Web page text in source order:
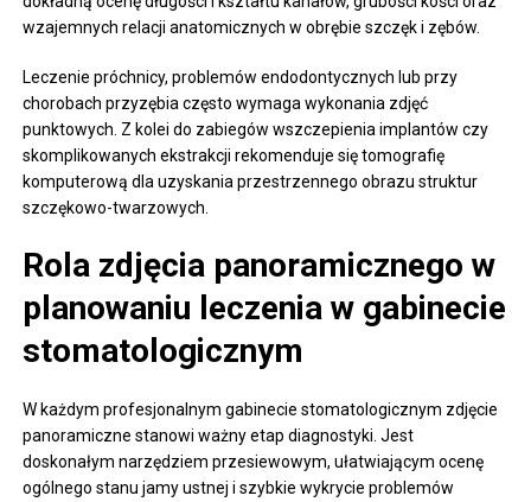
wzajemnych relacji anatomicznych w obrębie szczęk i zębów.
Leczenie próchnicy, problemów endodontycznych lub przy
chorobach przyzębia często wymaga wykonania zdjęć
punktowych. Z kolei do zabiegów wszczepienia implantów czy
skomplikowanych ekstrakcji rekomenduje się tomografię
komputerową dla uzyskania przestrzennego obrazu struktur
szczękowo-twarzowych.
Rola zdjęcia panoramicznego w
planowaniu leczenia w gabinecie
stomatologicznym
W każdym profesjonalnym gabinecie stomatologicznym zdjęcie
panoramiczne stanowi ważny etap diagnostyki. Jest
doskonałym narzędziem przesiewowym, ułatwiającym ocenę
ogólnego stanu jamy ustnej i szybkie wykrycie problemów